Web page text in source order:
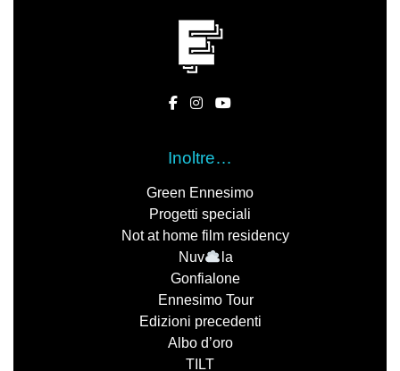
Inoltre…
Green Ennesimo
Progetti speciali
Not at home film residency
Nuv
la
Gonfialone
Ennesimo Tour
Edizioni precedenti
Albo d’oro
TILT